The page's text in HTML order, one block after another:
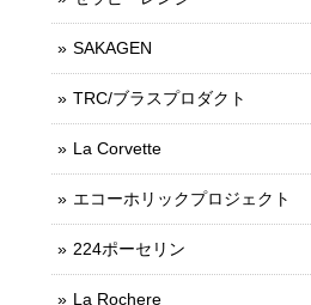
SAKAGEN
TRC/ブラスプロダクト
La Corvette
エコーホリックプロジェクト
224ポーセリン
La Rochere